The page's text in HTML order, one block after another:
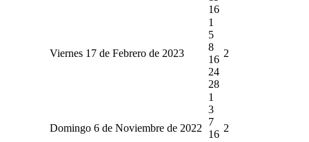
16
Viernes 17 de Febrero de 2023
1
5
8
16
24
28
2
Domingo 6 de Noviembre de 2022
1
3
7
16
2